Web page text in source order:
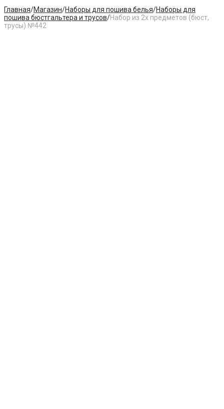
Главная/Магазин/Наборы для пошива белья/Наборы для
пошива бюстгальтера и трусов/Набор из 2х предметов (бюст,
трусы) №442